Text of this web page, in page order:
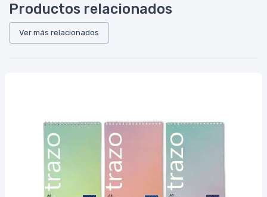
Productos relacionados
Ver más relacionados